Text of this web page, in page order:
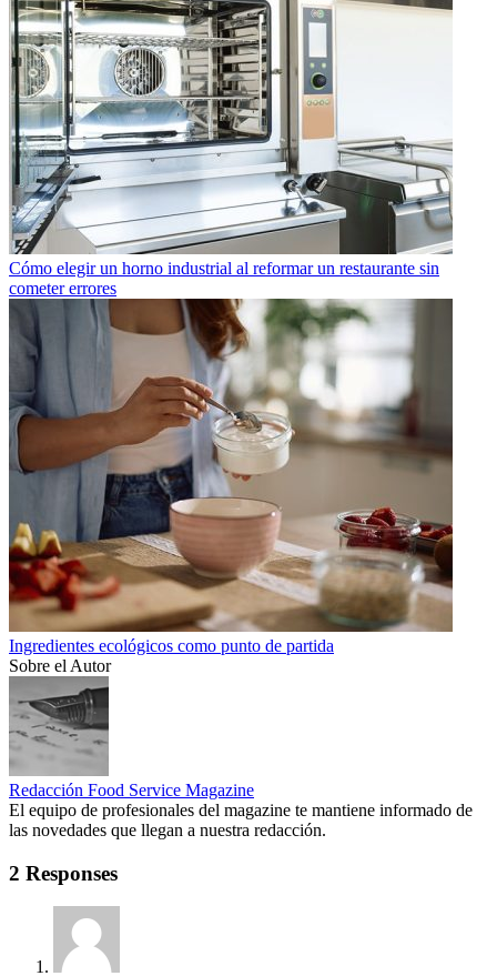
Cómo elegir un horno industrial al reformar un restaurante sin
cometer errores
Ingredientes ecológicos como punto de partida
Sobre el Autor
Redacción Food Service Magazine
El equipo de profesionales del magazine te mantiene informado de
las novedades que llegan a nuestra redacción.
2 Responses